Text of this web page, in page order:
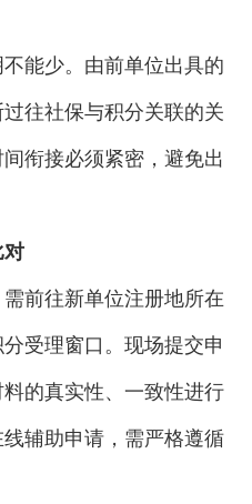
能少。由前单位出具的
往社保与积分关联的关
衔接必须紧密，避免出
对
前往新单位注册地所在
受理窗口。现场提交申
的真实性、一致性进行
辅助申请，需严格遵循